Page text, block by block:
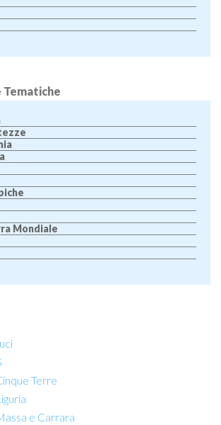
Mondiale
Terre
e Carrara